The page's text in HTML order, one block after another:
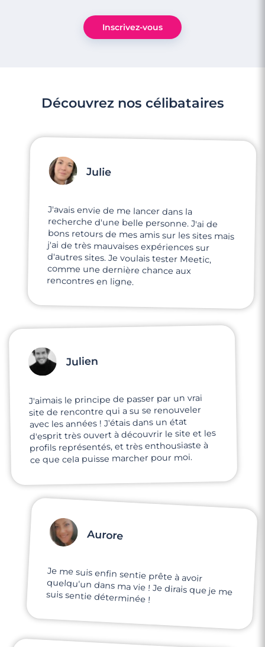
Inscrivez-vous
Découvrez nos célibataires
Julie
J'avais envie de me lancer dans la
recherche d'une belle personne. J'ai de
bons retours de mes amis sur les sites mais
j'ai de très mauvaises expériences sur
d'autres sites. Je voulais tester Meetic,
comme une dernière chance aux
rencontres en ligne.
Julien
J'aimais le principe de passer par un vrai
site de rencontre qui a su se renouveler
avec les années ! J'étais dans un état
d'esprit très ouvert à découvrir le site et les
profils représentés, et très enthousiaste à
ce que cela puisse marcher pour moi.
Aurore
Je me suis enfin sentie prête à avoir
quelqu'un dans ma vie ! Je dirais que je me
suis sentie déterminée !